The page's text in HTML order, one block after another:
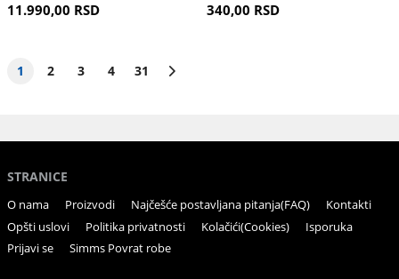
11.990,00 RSD 340,00 RSD
1 2 3 4 31
STRANICE
O nama Proizvodi Najčešće postavljana pitanja(FAQ)
Kontakti
Opšti uslovi
Politika privatnosti Kolačići(Cookies)
Isporuka
Prijavi se
Simms Povrat robe